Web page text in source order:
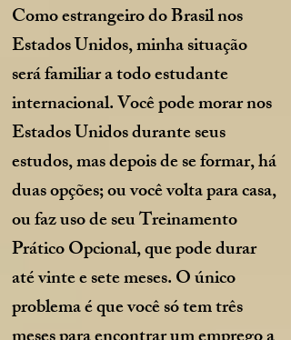
Como estrangeiro do Brasil nos
Estados Unidos, minha situação
será familiar a todo estudante
internacional. Você pode morar nos
Estados Unidos durante seus
estudos, mas depois de se formar, há
duas opções; ou você volta para casa,
ou faz uso de seu Treinamento
Prático Opcional, que pode durar
até vinte e sete meses. O único
problema é que você só tem três